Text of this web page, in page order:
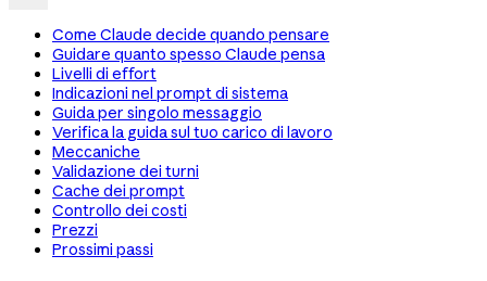
Come Claude decide quando pensare
Guidare quanto spesso Claude pensa
Livelli di effort
Indicazioni nel prompt di sistema
Guida per singolo messaggio
Verifica la guida sul tuo carico di lavoro
Meccaniche
Validazione dei turni
Cache dei prompt
Controllo dei costi
Prezzi
Prossimi passi